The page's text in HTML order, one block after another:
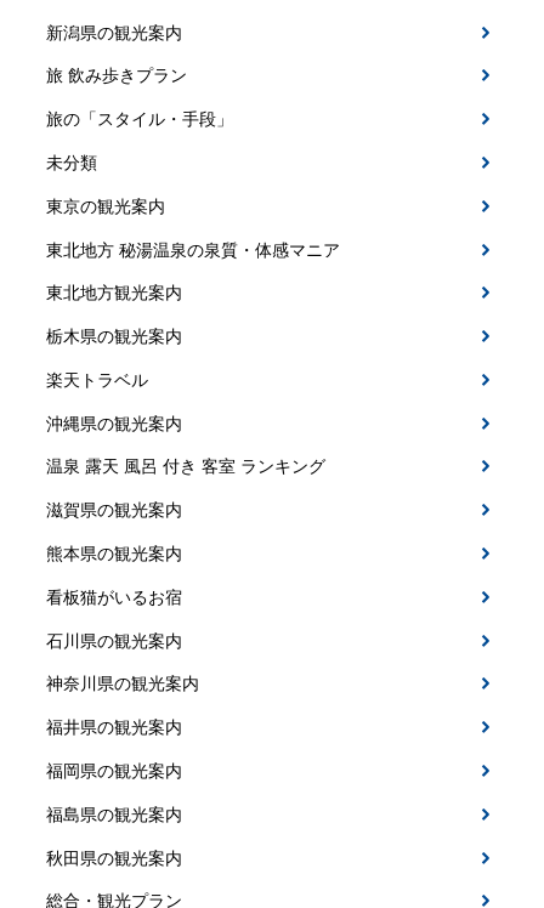
新潟県の観光案内
旅 飲み歩きプラン
旅の「スタイル・手段」
未分類
東京の観光案内
東北地方 秘湯温泉の泉質・体感マニア
東北地方観光案内
栃木県の観光案内
楽天トラベル
沖縄県の観光案内
温泉 露天 風呂 付き 客室 ランキング
滋賀県の観光案内
熊本県の観光案内
看板猫がいるお宿
石川県の観光案内
神奈川県の観光案内
福井県の観光案内
福岡県の観光案内
福島県の観光案内
秋田県の観光案内
総合・観光プラン